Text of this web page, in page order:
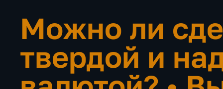
Можно ли
твердой и